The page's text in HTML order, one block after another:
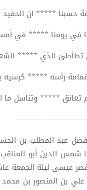
حسبنا ***** ان الحفيد
في يومنا ***** في
تطأطئ للذي *****
رأسه ***** كرسيه
***** وتناسل ما
عبد المطلب بن
الدين أبو
بن المنصور بن